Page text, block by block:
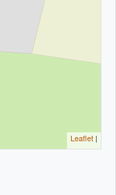
Leaflet |